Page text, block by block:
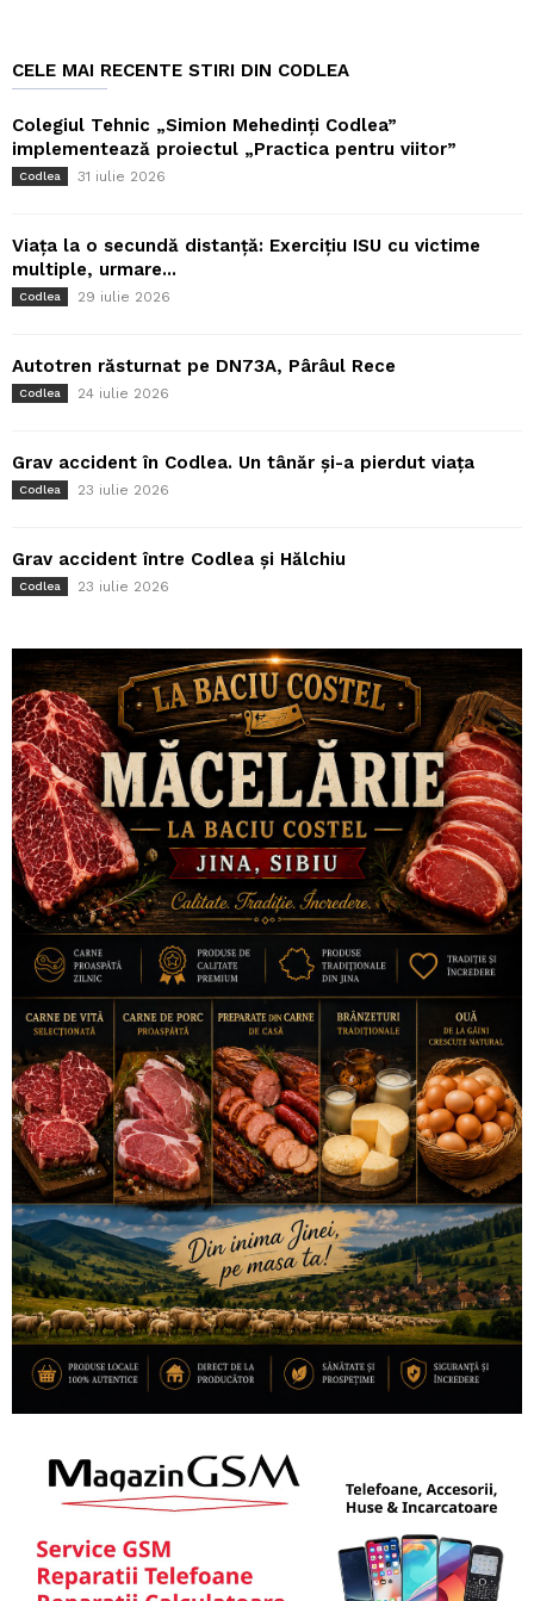
CELE MAI RECENTE STIRI DIN CODLEA
Colegiul Tehnic „Simion Mehedinți Codlea”
implementează proiectul „Practica pentru viitor”
Codlea 31 iulie 2026
Viața la o secundă distanță: Exercițiu ISU cu victime
multiple, urmare...
Codlea 29 iulie 2026
Autotren răsturnat pe DN73A, Pârâul Rece
Codlea 24 iulie 2026
Grav accident în Codlea. Un tânăr și-a pierdut viața
Codlea 23 iulie 2026
Grav accident între Codlea și Hălchiu
Codlea 23 iulie 2026